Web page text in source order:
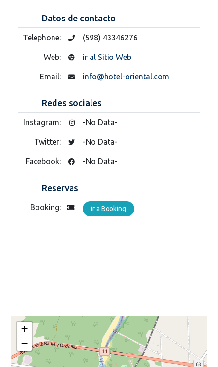
Datos de contacto
Telephone: (598) 43346276
Web: ir al Sitio Web
Email: info@hotel-oriental.com
Redes sociales
Instagram: -No Data-
Twitter: -No Data-
Facebook: -No Data-
Reservas
Booking: ir a Booking
+
−